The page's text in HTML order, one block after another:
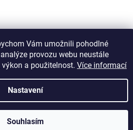
Vám umožnili pohodlné
provozu webu neustále
a použitelnost. Více informací
Nastavení
Souhlasím
Vytvořil Shoptet
comm. Všechna práva vyhrazena.